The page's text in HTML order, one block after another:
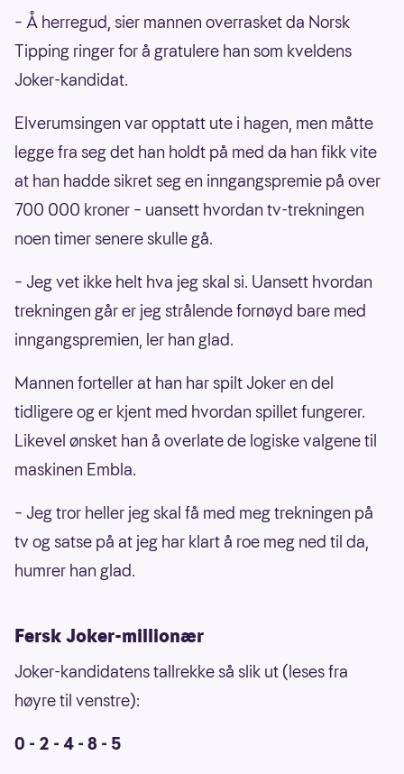
– Å herregud, sier mannen overrasket da Norsk
Tipping ringer for å gratulere han som kveldens
Joker-kandidat.
Elverumsingen var opptatt ute i hagen, men måtte
legge fra seg det han holdt på med da han fikk vite
at han hadde sikret seg en inngangspremie på over
700 000 kroner – uansett hvordan tv-trekningen
noen timer senere skulle gå.
– Jeg vet ikke helt hva jeg skal si. Uansett hvordan
trekningen går er jeg strålende fornøyd bare med
inngangspremien, ler han glad.
Mannen forteller at han har spilt Joker en del
tidligere og er kjent med hvordan spillet fungerer.
Likevel ønsket han å overlate de logiske valgene til
maskinen Embla.
– Jeg tror heller jeg skal få med meg trekningen på
tv og satse på at jeg har klart å roe meg ned til da,
humrer han glad.
Fersk Joker-millionær
Joker-kandidatens tallrekke så slik ut (leses fra
høyre til venstre):
0 - 2 - 4 - 8 - 5